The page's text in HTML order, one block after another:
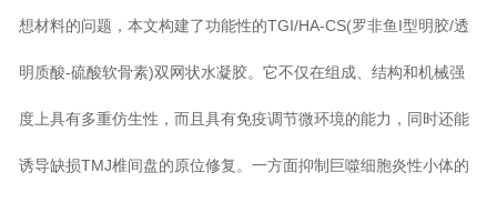
想材料的问题，本文构建了功能性的TGI/HA-CS(罗非鱼I型明胶/透
明质酸-硫酸软骨素)双网状水凝胶。它不仅在组成、结构和机械强
度上具有多重仿生性，而且具有免疫调节微环境的能力，同时还能
诱导缺损TMJ椎间盘的原位修复。一方面抑制巨噬细胞炎性小体的